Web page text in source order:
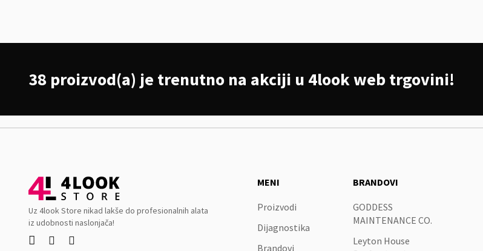
38 proizvod(a) je trenutno na akciji u 4look web trgovini!
Uz 4look Store nikad lakše do profesionalnih alata
iz udobnosti naslonjača!
  
MENI
Proizvodi
Dijagnostika
Brandovi
BRANDOVI
GODDESS
MAINTENANCE CO.
Leyton House